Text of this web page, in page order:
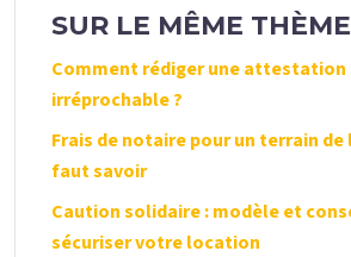
SUR LE MÊME THÈME
Comment rédiger une attestation
irréprochable ?
Frais de notaire pour un terrain de
faut savoir
Caution solidaire : modèle et
sécuriser votre location